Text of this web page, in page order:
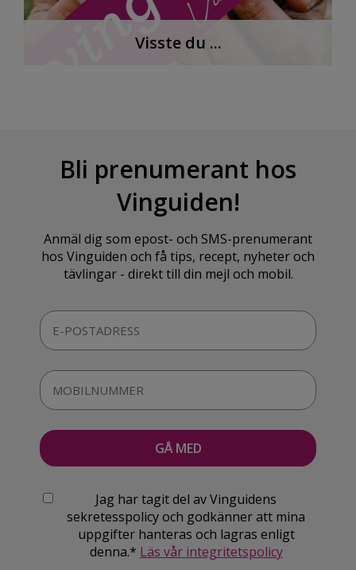
Visste du ...
Bli prenumerant hos
Vinguiden!
Anmäl dig som epost- och SMS-prenumerant
hos Vinguiden och få tips, recept, nyheter och
tävlingar - direkt till din mejl och mobil.
Jag har tagit del av Vinguidens
sekretesspolicy och godkänner att mina
uppgifter hanteras och lagras enligt
denna.* Läs vår integritetspolicy